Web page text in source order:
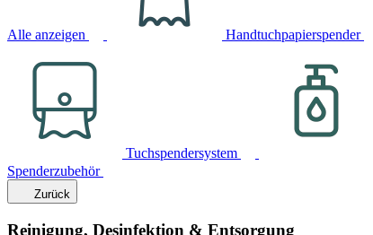
Alle anzeigen Handtuchpapierspender
Tuchspendersystem
Spenderzubehör
Zurück
Reinigung, Desinfektion & Entsorgung